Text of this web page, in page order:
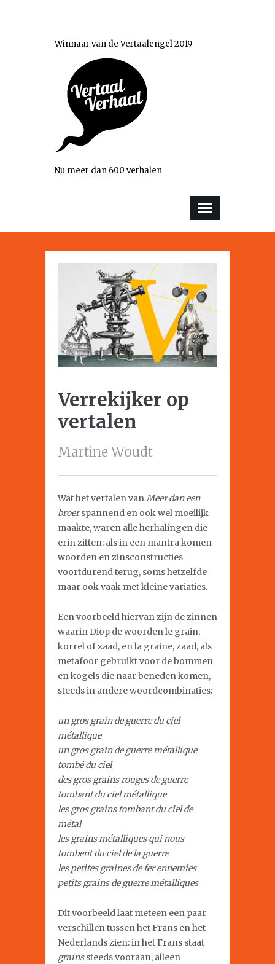
Winnaar van de Vertaalengel 2019
Nu meer dan 600 verhalen
Verrekijker op
vertalen
Martine Woudt
Wat het vertalen vanMeer dan een
broerspannend en ook wel moeilijk
maakte, waren alle herhalingen die
erin zitten: als in een mantra komen
woorden en zinsconstructies
voortdurend terug, soms hetzelfde
maar ook vaak met kleine variaties.
Een voorbeeld hiervan zijn de zinnen
waarin Diop de woorden le grain,
korrel of zaad, en la graine, zaad, als
metafoor gebruikt voor de bommen
en kogels die naar beneden komen,
steeds in andere woordcombinaties:
un gros grain de guerre du ciel
métallique
un gros grain de guerre métallique
tombé du ciel
des gros grains rouges de guerre
tombant du ciel métallique
les gros grains tombant du ciel de
métal
les grains métalliques qui nous
tombent du ciel de la guerre
les petites graines de fer ennemies
petits grains de guerre métalliques
Dit voorbeeld laat meteen een paar
verschillen tussen het Frans en het
Nederlands zien: in het Frans staat
grainssteeds vooraan, alleen